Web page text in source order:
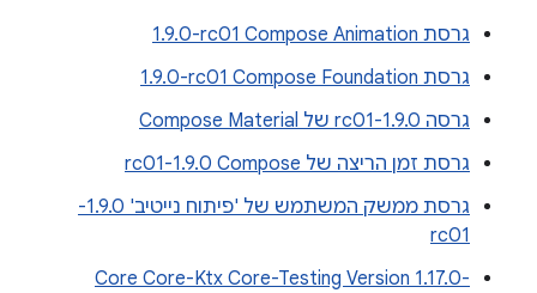
גרסת Compose Animation‏ ‎1.9.0-rc01
גרסת Compose Foundation‏ ‎1.9.0-rc01
גרסה 1.9.0-rc01 של Compose Material
גרסת זמן הריצה של Compose‏ 1.9.0-rc01
גרסת ממשק המשתמש של 'פיתוח נייטיב' 1.9.0-
rc01
Core Core-Ktx Core-Testing Version 1.17.0-